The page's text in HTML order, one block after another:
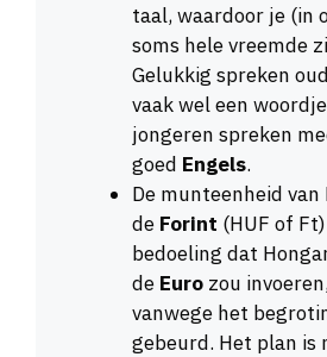
taal, waardoor je (in
soms hele vreemde
Gelukkig spreken
vaak wel een woordje
jongeren spreken
goed Engels.
De munteenheid
de Forint (HUF of
bedoeling dat
de Euro zou
vanwege het
gebeurd. Het plan is